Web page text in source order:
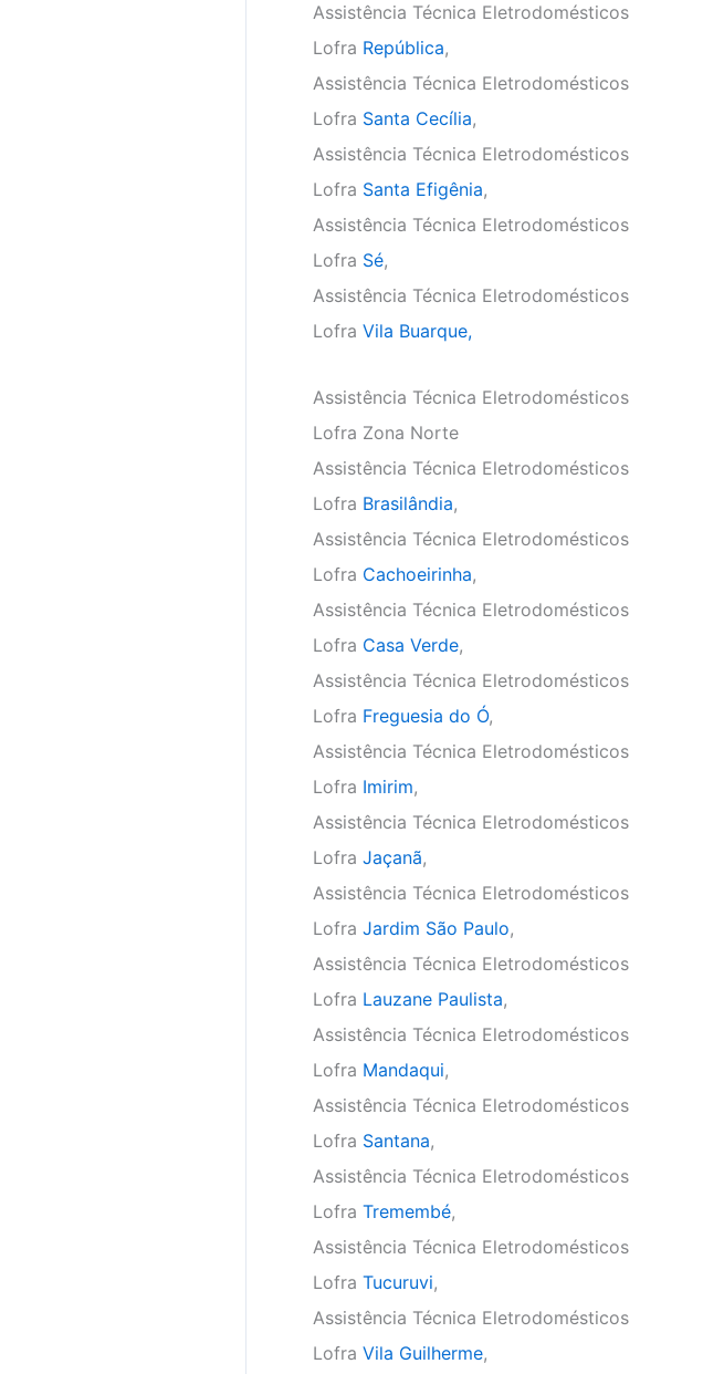
Assistência Técnica Eletrodomésticos
Lofra República,
Assistência Técnica Eletrodomésticos
Lofra Santa Cecília,
Assistência Técnica Eletrodomésticos
Lofra Santa Efigênia,
Assistência Técnica Eletrodomésticos
Lofra Sé,
Assistência Técnica Eletrodomésticos
Lofra Vila Buarque,
Assistência Técnica Eletrodomésticos
Lofra Zona Norte
Assistência Técnica Eletrodomésticos
Lofra Brasilândia,
Assistência Técnica Eletrodomésticos
Lofra Cachoeirinha,
Assistência Técnica Eletrodomésticos
Lofra Casa Verde,
Assistência Técnica Eletrodomésticos
Lofra Freguesia do Ó,
Assistência Técnica Eletrodomésticos
Lofra Imirim,
Assistência Técnica Eletrodomésticos
Lofra Jaçanã,
Assistência Técnica Eletrodomésticos
Lofra Jardim São Paulo,
Assistência Técnica Eletrodomésticos
Lofra Lauzane Paulista,
Assistência Técnica Eletrodomésticos
Lofra Mandaqui,
Assistência Técnica Eletrodomésticos
Lofra Santana,
Assistência Técnica Eletrodomésticos
Lofra Tremembé,
Assistência Técnica Eletrodomésticos
Lofra Tucuruvi,
Assistência Técnica Eletrodomésticos
Lofra Vila Guilherme,